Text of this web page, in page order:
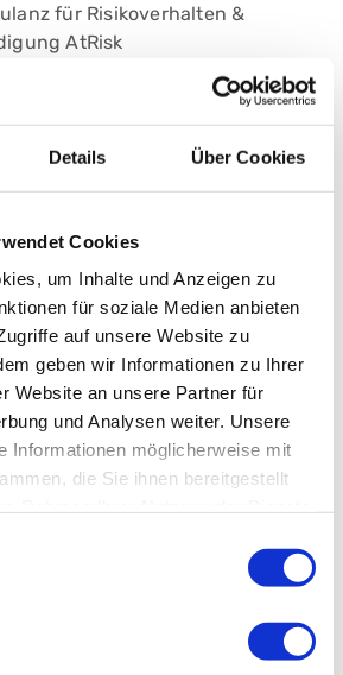
Details Über Cookies
Cookies
um Inhalte und Anzeigen zu
für soziale Medien anbieten
auf unsere Website zu
geben wir Informationen zu Ihrer
Website an unsere Partner für
und Analysen weiter. Unsere
Informationen möglicherweise mit
die Sie ihnen bereitgestellt
für Risikoverhalten &
AtRisk
nuernberg.de
398-3261
Campus Nord
Str. 1